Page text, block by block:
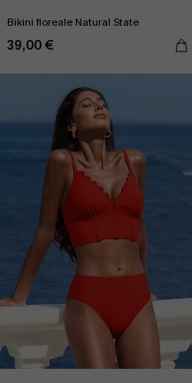
Bikini floreale Natural State
39,00 €